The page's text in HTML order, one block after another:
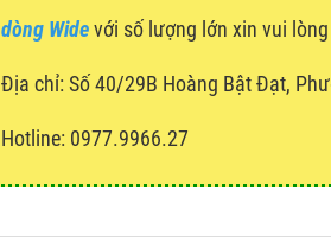
dòng Widevới số lượng lớn xin vui
Địa chỉ: Số 40/29B Hoàng Bật Đạt,
Hotline: 0977.9966.27